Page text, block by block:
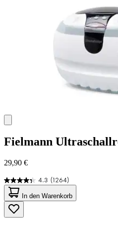
Fielmann
29,90 €
4.3 (1264)
4.3
von
5
Sternen.
1264
In den Warenkorb